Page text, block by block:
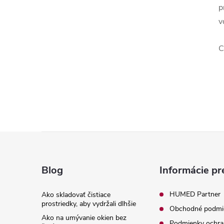
Blog
Ako skladovať čistiace
prostriedky, aby vydržali dlhšie
Ako na umývanie okien bez
Informácie
HUMED Partner
Obchodné